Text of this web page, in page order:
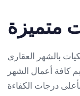
متميزة
بالشهر العقارى
كافة أعمال الشهر
درجات الكفاءة